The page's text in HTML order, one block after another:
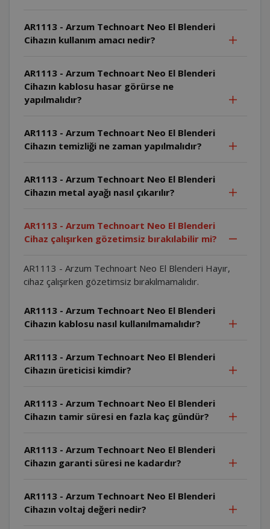
AR1113 - Arzum Technoart Neo El Blenderi
Cihazın kullanım amacı nedir?
AR1113 - Arzum Technoart Neo El Blenderi
Cihazın kablosu hasar görürse ne
yapılmalıdır?
AR1113 - Arzum Technoart Neo El Blenderi
Cihazın temizliği ne zaman yapılmalıdır?
AR1113 - Arzum Technoart Neo El Blenderi
Cihazın metal ayağı nasıl çıkarılır?
AR1113 - Arzum Technoart Neo El Blenderi
Cihaz çalışırken gözetimsiz bırakılabilir mi?
AR1113 - Arzum Technoart Neo El Blenderi Hayır,
cihaz çalışırken gözetimsiz bırakılmamalıdır.
AR1113 - Arzum Technoart Neo El Blenderi
Cihazın kablosu nasıl kullanılmamalıdır?
AR1113 - Arzum Technoart Neo El Blenderi
Cihazın üreticisi kimdir?
AR1113 - Arzum Technoart Neo El Blenderi
Cihazın tamir süresi en fazla kaç gündür?
AR1113 - Arzum Technoart Neo El Blenderi
Cihazın garanti süresi ne kadardır?
AR1113 - Arzum Technoart Neo El Blenderi
Cihazın voltaj değeri nedir?